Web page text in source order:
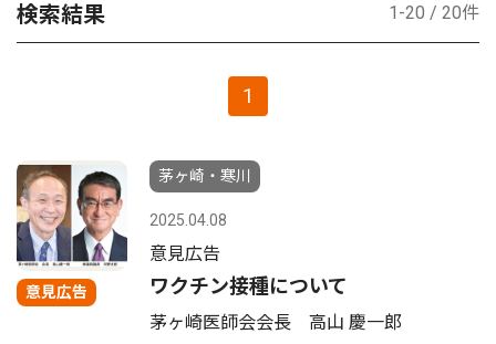
検索結果 1-20 / 20件
1
意見広告
茅ヶ崎・寒川
2025.04.08
意見広告
ワクチン接種について
茅ヶ崎医師会会長 高山 慶一郎